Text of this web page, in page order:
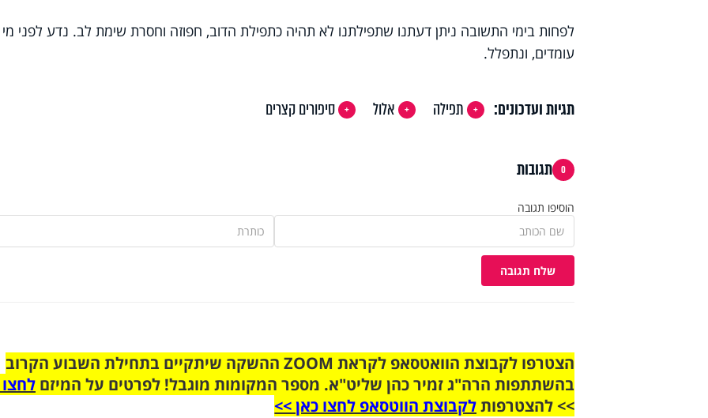
לפחות בימי התשובה ניתן דעתנו שתפילתנו לא תהיה כתפילת הדוב, חפוזה וחסרת שימת לב. נדע לפני מי
עומדים, ונתפלל.
תגיות ועדכונים: תפילה אלול סיפורים קצרים
0 תגובות
הוסיפו תגובה
שלח תגובה
הצטרפו לקבוצת הוואטסאפ לקראת ZOOM ההשקה שיתקיים בתחילת השבוע הקרוב
בהשתתפות הרה"ג זמיר כהן שליט"א. מספר המקומות מוגבל! לפרטים על המיזם
>> להצטרפותלקבוצת הווטסאפ לחצו כאן >>